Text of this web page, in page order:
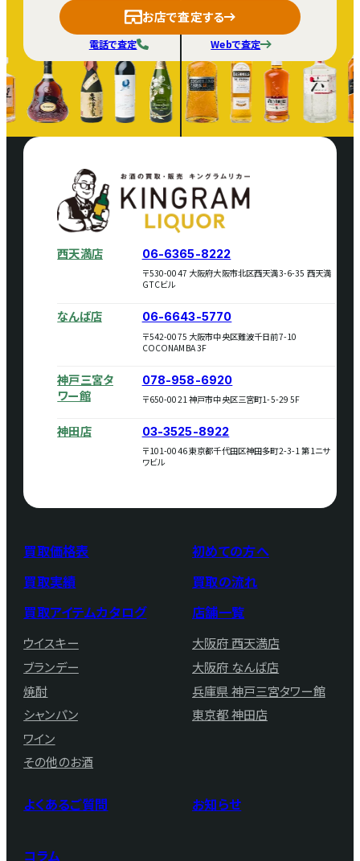
お店で査定する
Webで査定
電話で査定
買取価格表
買取実績
買取アイテムカタログ
ウイスキー
ブランデー
焼酎
シャンパン
ワイン
その他のお酒
初めての方へ
買取の流れ
店舗一覧
大阪府 西天満店
大阪府 なんば店
兵庫県 神戸三宮タワー館
東京都 神田店
よくあるご質問 お知らせ
コラム
西天満店 06-6365-8222
〒530-0047 大阪府大阪市北区西天満3-6-35 西天満
GTCビル
なんば店 06-6643-5770
〒542-0075 大阪市中央区難波千日前7-10
COCONAMBA 3F
神戸三宮タ
ワー館
078-958-6920
〒650-0021 神戸市中央区三宮町1-5-29 5F
神田店 03-3525-8922
〒101-0046 東京都千代田区神田多町2-3-1 第1ニサ
ワビル